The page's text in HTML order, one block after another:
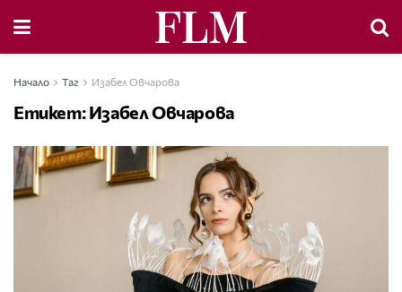
Начало Таг Изабел Овчарова
Етикет:Изабел Овчарова